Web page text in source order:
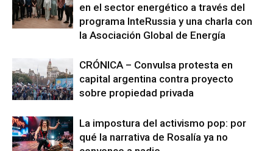
en el sector energético a través del
programa InteRussia y una charla con
la Asociación Global de Energía
CRÓNICA – Convulsa protesta en
capital argentina contra proyecto
sobre propiedad privada
La impostura del activismo pop: por
qué la narrativa de Rosalía ya no